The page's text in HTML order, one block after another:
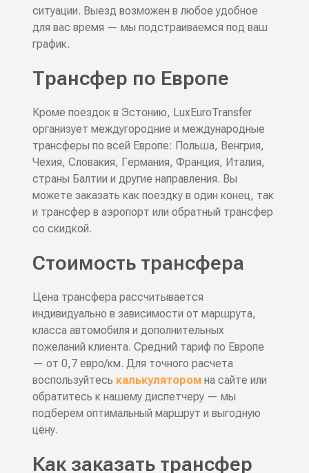
ситуации. Выезд возможен в любое удобное
для вас время — мы подстраиваемся под ваш
график.
Трансфер по Европе
Кроме поездок в Эстонию, LuxEuroTransfer
организует междугородние и международные
трансферы по всей Европе: Польша, Венгрия,
Чехия, Словакия, Германия, Франция, Италия,
страны Балтии и другие направления. Вы
можете заказать как поездку в один конец, так
и трансфер в аэропорт или обратный трансфер
со скидкой.
Стоимость трансфера
Цена трансфера рассчитывается
индивидуально в зависимости от маршрута,
класса автомобиля и дополнительных
пожеланий клиента. Средний тариф по Европе
— от 0,7 евро/км. Для точного расчета
воспользуйтесь калькуляторомна сайте или
обратитесь к нашему диспетчеру — мы
подберем оптимальный маршрут и выгодную
цену.
Как заказать трансфер